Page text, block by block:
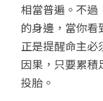
相當普遍。不過
的身邊，當你看
正是提醒命主
因果，只要累積
投胎。